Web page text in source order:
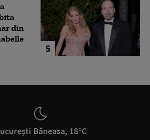
5
din
Băneasa, 18°C